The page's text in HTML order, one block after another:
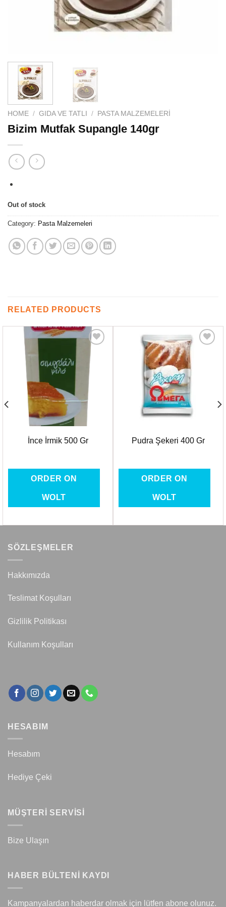
HOME / GIDA VE TATLI / PASTA MALZEMELERI
Bizim Mutfak Supangle 140gr
Out of stock
Category: Pasta Malzemeleri
RELATED PRODUCTS
Favorilere
İnce İrmik 500 Gr
ORDER ON
WOLT
Favorilere
Pudra Şekeri 400 Gr
ORDER ON
WOLT
SÖZLEŞMELER
Hakkımızda
Teslimat Koşulları
Gizlilik Politikası
Kullanım Koşulları
HESABIM
Hesabım
Hediye Çeki
MÜŞTERİ SERVİSİ
Bize Ulaşın
HABER BÜLTENİ KAYDI
Kampanyalardan haberdar olmak için lütfen abone olunuz.